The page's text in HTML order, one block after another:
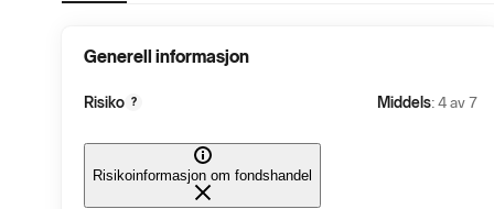
Generell informasjon
Risiko ? Middels: 4 av 7
Risikoinformasjon om fondshandel